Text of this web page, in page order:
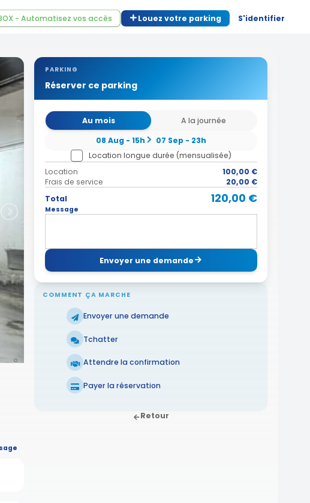
- Automatisez vos accès Louez votre parking S'identifier
PARKING
Réserver ce parking
Au mois
A la journée
08 Aug - 15h
07 Sep - 23h
Location longue durée (mensualisée)
Location
100,00 €
Frais de service
20,00 €
Total
120,00 €
Message
Envoyer une demande
COMMENT ÇA MARCHE
Envoyer une demande
Tchatter
Attendre la confirmation
Payer la réservation
Retour